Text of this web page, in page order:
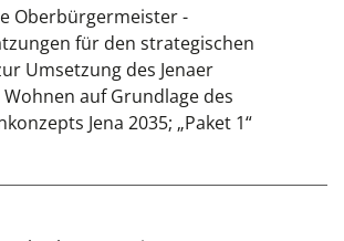
Oberbürgermeister -
für den strategischen
Umsetzung des Jenaer
auf Grundlage des
Jena 2035; „Paket 1“